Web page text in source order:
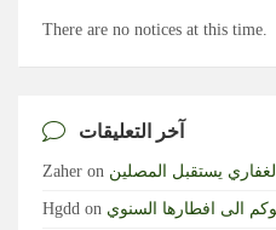
There are no notices at this time.
آخر التعليقات
Zaher on يستقبل المصلين
Hgdd on الى افطارها السنوي